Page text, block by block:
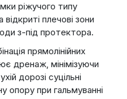
ріжучого типу
плечові зони
з-під протектора.
прямолінійних
дренаж, мінімізуючи
дорозі суцільні
опору при гальмуванні